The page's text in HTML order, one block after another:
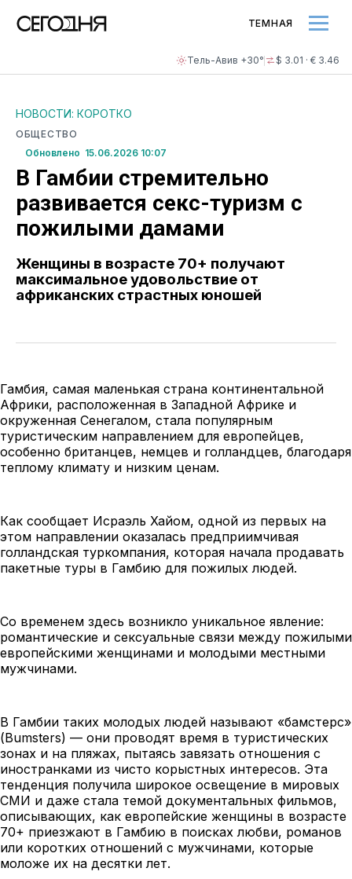
Тель-Авив +30° $ 3.01 · € 3.46
ТЕМНАЯ
НОВОСТИ: КОРОТКО
ОБЩЕСТВО
Обновлено 15.06.2026 10:07
В Гамбии стремительно
развивается секс-туризм с
пожилыми дамами
Женщины в возрасте 70+ получают
максимальное удовольствие от
африканских страстных юношей
Гамбия, самая маленькая страна континентальной
Африки, расположенная в Западной Африке и
окруженная Сенегалом, стала популярным
туристическим направлением для европейцев,
особенно британцев, немцев и голландцев, благодаря
теплому климату и низким ценам.
Как сообщает Исраэль Хайом, одной из первых на
этом направлении оказалась предприимчивая
голландская туркомпания, которая начала продавать
пакетные туры в Гамбию для пожилых людей.
Со временем здесь возникло уникальное явление:
романтические и сексуальные связи между пожилыми
европейскими женщинами и молодыми местными
мужчинами.
В Гамбии таких молодых людей называют «бамстерс»
(Bumsters) — они проводят время в туристических
зонах и на пляжах, пытаясь завязать отношения с
иностранками из чисто корыстных интересов. Эта
тенденция получила широкое освещение в мировых
СМИ и даже стала темой документальных фильмов,
описывающих, как европейские женщины в возрасте
70+ приезжают в Гамбию в поисках любви, романов
или коротких отношений с мужчинами, которые
моложе их на десятки лет.